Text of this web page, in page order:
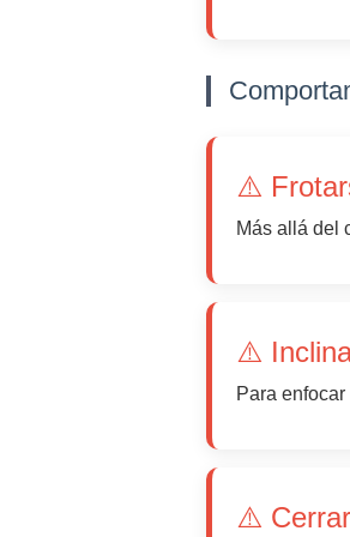
⚠️
Más allá del
⚠️
Para
⚠️